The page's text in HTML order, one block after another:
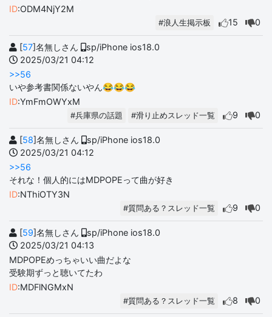
ID:ODM4NjY2M
#浪人生掲示板 15 0
[57]名無しさん
sp/iPhone ios18.0
2025/03/21 04:12
>>56
いや参考書関係ないやん😂😂😂
ID:YmFmOWYxM
#兵庫県の話題 #滑り止めスレッド一覧 9 0
[58]名無しさん
sp/iPhone ios18.0
2025/03/21 04:12
>>56
それな！個人的にはMDPOPEって曲が好き
ID:NThiOTY3N
#質問ある？スレッド一覧 9 0
[59]名無しさん
sp/iPhone ios18.0
2025/03/21 04:13
MDPOPEめっちゃいい曲だよな
受験期ずっと聴いてたわ
ID:MDFlNGMxN
#質問ある？スレッド一覧 8 0